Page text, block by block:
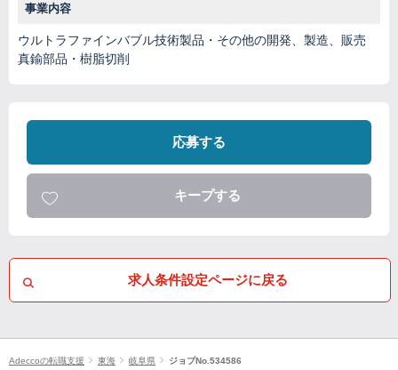
事業内容
ウルトラファインバブル技術製品・その他の開発、製造、販売
真鍮部品・樹脂切削
応募する
キープする
求人条件設定ページに戻る
Adeccoの転職支援 東海 岐阜県 ジョブNo.534586